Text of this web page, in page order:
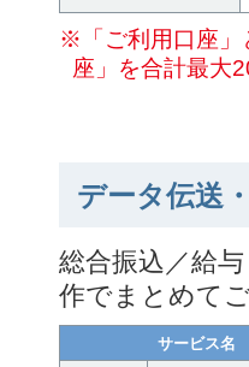
※「ご利用口座」
座」を合計最大
データ伝送
総合振込／給
作でまとめて
サービス名